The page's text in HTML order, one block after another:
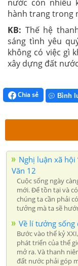
nước còn nhiều
hành trang trong
KB: Thế hệ
sáng tình yêu
không có việc gì
xây dựng đất
Chia sẻ Bình
Nghị luận xã hội
Văn 12
Cuộc sống ngày
mới. Để tồn tại và
chúng ta cần phải
tưởng mà ta sẽ
Về lí tưởng sống
Bước vào thế kỷ
phát triển của thế
mở ra. Và thanh
đất nước phải góp